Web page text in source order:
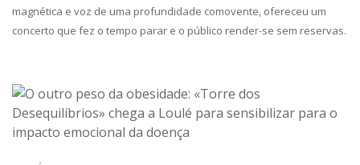
magnética e voz de uma profundidade comovente, ofereceu um
concerto que fez o tempo parar e o público render-se sem reservas.